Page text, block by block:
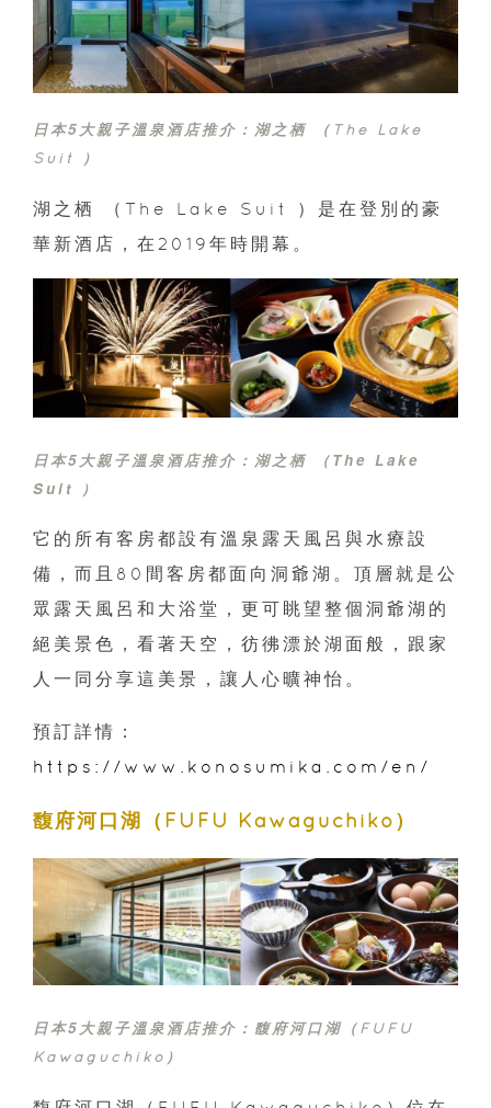
日本5大親子溫泉酒店推介： 湖之栖 （The Lake
Suit ）
湖之栖 （The Lake Suit ）是在登別的豪
華新酒店，在2019年時開幕。
日本5大親子溫泉酒店推介： 湖之栖 （The Lake
Suit ）
它的所有客房都設有溫泉露天風呂與水療設
備，而且80間客房都面向洞爺湖。頂層就是公
眾露天風呂和大浴堂，更可眺望整個洞爺湖的
絕美景色，看著天空，彷彿漂於湖面般，跟家
人一同分享這美景，讓人心曠神怡。
預訂詳情：
https://www.konosumika.com/en/
馥府河口湖（FUFU Kawaguchiko）
日本5大親子溫泉酒店推介： 馥府河口湖（FUFU
Kawaguchiko）